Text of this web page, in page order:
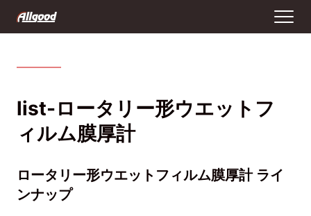
list-ロータリー形ウエットフ
ィルム膜厚計
ロータリー形ウエットフィルム膜厚計 ライ
ンナップ